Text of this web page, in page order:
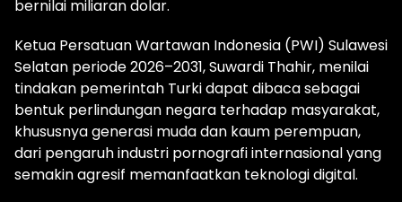
bernilai miliaran dolar.
Ketua Persatuan Wartawan Indonesia (PWI) Sulawesi
Selatan periode 2026–2031, Suwardi Thahir, menilai
tindakan pemerintah Turki dapat dibaca sebagai
bentuk perlindungan negara terhadap masyarakat,
khususnya generasi muda dan kaum perempuan,
dari pengaruh industri pornografi internasional yang
semakin agresif memanfaatkan teknologi digital.